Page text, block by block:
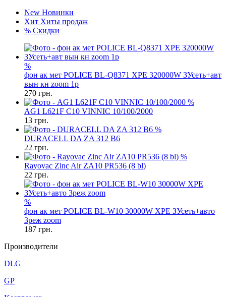
New Новинки
Хит Хиты продаж
% Скидки
%
фон ак мет POLICE BL-Q8371 XPE 320000W ЗУсеть+авт
вын кн zoom 1р
270 грн.
%
AG1 L621F C10 VINNIC 10/100/2000
13 грн.
%
DURACELL DA ZA 312 B6
22 грн.
%
Rayovac Zinc Air ZA10 PR536 (8 bl)
22 грн.
%
фон ак мет POLICE BL-W10 30000W XPE ЗУсеть+авто
3реж zoom
187 грн.
Производители
DLG
GP